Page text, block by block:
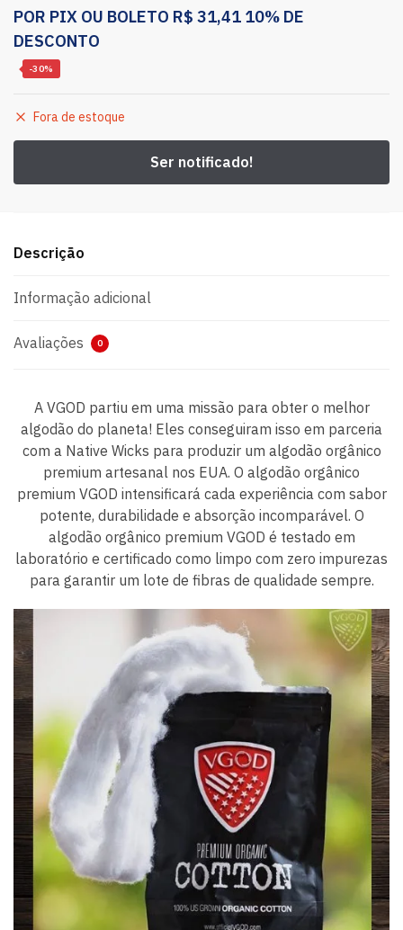
POR PIX OU BOLETO R$ 31,41 10% DE
DESCONTO
-30%
Fora de estoque
Descrição
Informação adicional
Avaliações 0
A VGOD partiu em uma missão para obter o melhor
algodão do planeta! Eles conseguiram isso em parceria
com a Native Wicks para produzir um algodão orgânico
premium artesanal nos EUA. O algodão orgânico
premium VGOD intensificará cada experiência com sabor
potente, durabilidade e absorção incomparável. O
algodão orgânico premium VGOD é testado em
laboratório e certificado como limpo com zero impurezas
para garantir um lote de fibras de qualidade sempre.